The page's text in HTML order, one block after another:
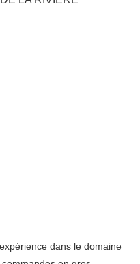
dans le domaine